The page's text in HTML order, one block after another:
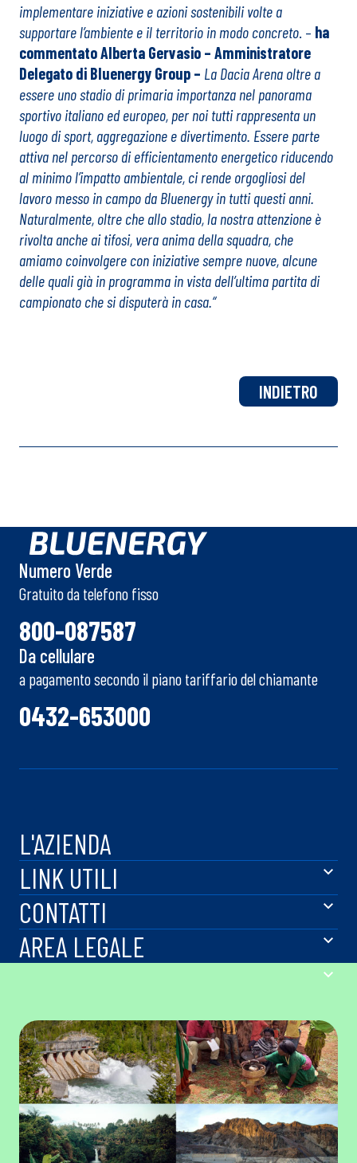
implementare iniziative e azioni sostenibili volte a
supportare l’ambiente e il territorio in modo concreto. – ha
commentato Alberta Gervasio – Amministratore
Delegato di Bluenergy Group – La Dacia Arena oltre a
essere uno stadio di primaria importanza nel panorama
sportivo italiano ed europeo, per noi tutti rappresenta un
luogo di sport, aggregazione e divertimento. Essere parte
attiva nel percorso di efficientamento energetico riducendo
al minimo l’impatto ambientale, ci rende orgogliosi del
lavoro messo in campo da Bluenergy in tutti questi anni.
Naturalmente, oltre che allo stadio, la nostra attenzione è
rivolta anche ai tifosi, vera anima della squadra, che
amiamo coinvolgere con iniziative sempre nuove, alcune
delle quali già in programma in vista dell’ultima partita di
campionato che si disputerà in casa.“
INDIETRO
Numero Verde
Gratuito da telefono fisso
800-087587
Da cellulare
a pagamento secondo il piano tariffario del chiamante
0432-653000
L'AZIENDA
LINK UTILI
CONTATTI
AREA LEGALE